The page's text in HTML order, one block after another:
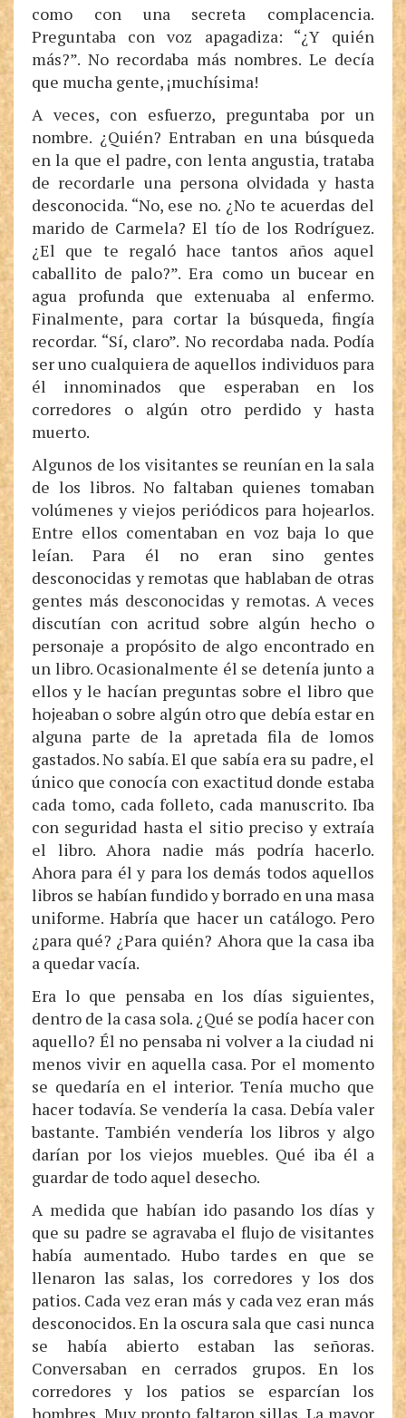
como con una secreta complacencia.
Preguntaba con voz apagadiza: “¿Y quién
más?”. No recordaba más nombres. Le decía
que mucha gente, ¡muchísima!
A veces, con esfuerzo, preguntaba por un
nombre. ¿Quién? Entraban en una búsqueda
en la que el padre, con lenta angustia, trataba
de recordarle una persona olvidada y hasta
desconocida. “No, ese no. ¿No te acuerdas del
marido de Carmela? El tío de los Rodríguez.
¿El que te regaló hace tantos años aquel
caballito de palo?”. Era como un bucear en
agua profunda que extenuaba al enfermo.
Finalmente, para cortar la búsqueda, fingía
recordar. “Sí, claro”. No recordaba nada. Podía
ser uno cualquiera de aquellos individuos para
él innominados que esperaban en los
corredores o algún otro perdido y hasta
muerto.
Algunos de los visitantes se reunían en la sala
de los libros. No faltaban quienes tomaban
volúmenes y viejos periódicos para hojearlos.
Entre ellos comentaban en voz baja lo que
leían. Para él no eran sino gentes
desconocidas y remotas que hablaban de otras
gentes más desconocidas y remotas. A veces
discutían con acritud sobre algún hecho o
personaje a propósito de algo encontrado en
un libro. Ocasionalmente él se detenía junto a
ellos y le hacían preguntas sobre el libro que
hojeaban o sobre algún otro que debía estar en
alguna parte de la apretada fila de lomos
gastados. No sabía. El que sabía era su padre, el
único que conocía con exactitud donde estaba
cada tomo, cada folleto, cada manuscrito. Iba
con seguridad hasta el sitio preciso y extraía
el libro. Ahora nadie más podría hacerlo.
Ahora para él y para los demás todos aquellos
libros se habían fundido y borrado en una masa
uniforme. Habría que hacer un catálogo. Pero
¿para qué? ¿Para quién? Ahora que la casa iba
a quedar vacía.
Era lo que pensaba en los días siguientes,
dentro de la casa sola. ¿Qué se podía hacer con
aquello? Él no pensaba ni volver a la ciudad ni
menos vivir en aquella casa. Por el momento
se quedaría en el interior. Tenía mucho que
hacer todavía. Se vendería la casa. Debía valer
bastante. También vendería los libros y algo
darían por los viejos muebles. Qué iba él a
guardar de todo aquel desecho.
A medida que habían ido pasando los días y
que su padre se agravaba el flujo de visitantes
había aumentado. Hubo tardes en que se
llenaron las salas, los corredores y los dos
patios. Cada vez eran más y cada vez eran más
desconocidos. En la oscura sala que casi nunca
se había abierto estaban las señoras.
Conversaban en cerrados grupos. En los
corredores y los patios se esparcían los
hombres. Muy pronto faltaron sillas. La mayor